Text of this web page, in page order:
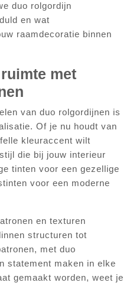
duo rolgordijn
en wat
raamdecoratie binnen
met
van duo rolgordijnen is
Of je nu houdt van
kleuraccent wilt
die bij jouw interieur
tinten voor een gezellige
voor een moderne
en texturen
structuren tot
met duo
statement maken in elke
gemaakt worden, weet je